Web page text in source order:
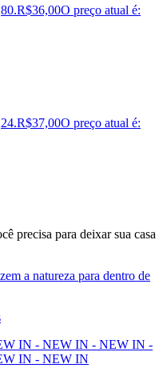
R$36,00O preço atual é:
R$37,00O preço atual é:
precisa para deixar sua casa
a natureza para dentro de
IN - NEW IN - NEW IN -
IN - NEW IN